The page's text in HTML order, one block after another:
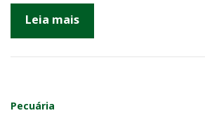
Leia mais
Pecuária